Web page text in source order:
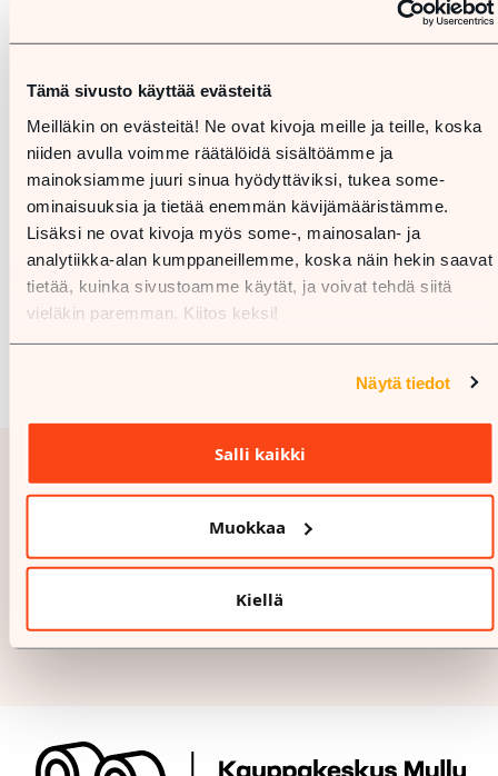
Tämä sivusto käyttää evästeitä
Meilläkin on evästeitä! Ne ovat kivoja meille ja teille, koska
niiden avulla voimme räätälöidä sisältöämme ja
mainoksiamme juuri sinua hyödyttäviksi, tukea some-
ominaisuuksia ja tietää enemmän kävijämääristämme.
Lisäksi ne ovat kivoja myös some-, mainosalan- ja
analytiikka-alan kumppaneillemme, koska näin hekin saavat
tietää, kuinka sivustoamme käytät, ja voivat tehdä siitä
vieläkin paremman. Kiitos keksi!
Näytä tiedot
Salli kaikki
Muokkaa
Kiellä